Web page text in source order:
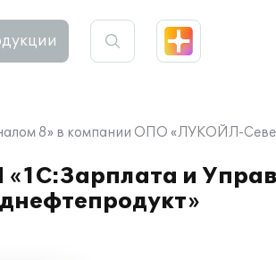
8» в компании ОПО «ЛУКОЙЛ-
«1С:Зарплата и